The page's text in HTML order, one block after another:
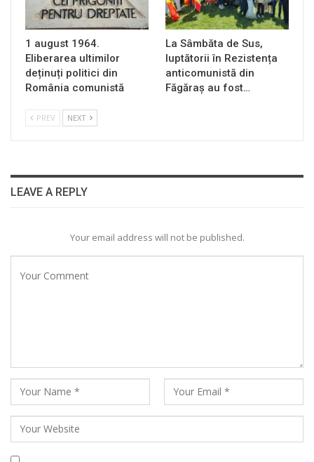
1 august 1964.
Eliberarea ultimilor
deținuți politici din
România comunistă
La Sâmbăta de Sus,
luptătorii în Rezistența
anticomunistă din
Făgăraș au fost…
PREV NEXT
LEAVE A REPLY
Your email address will not be published.